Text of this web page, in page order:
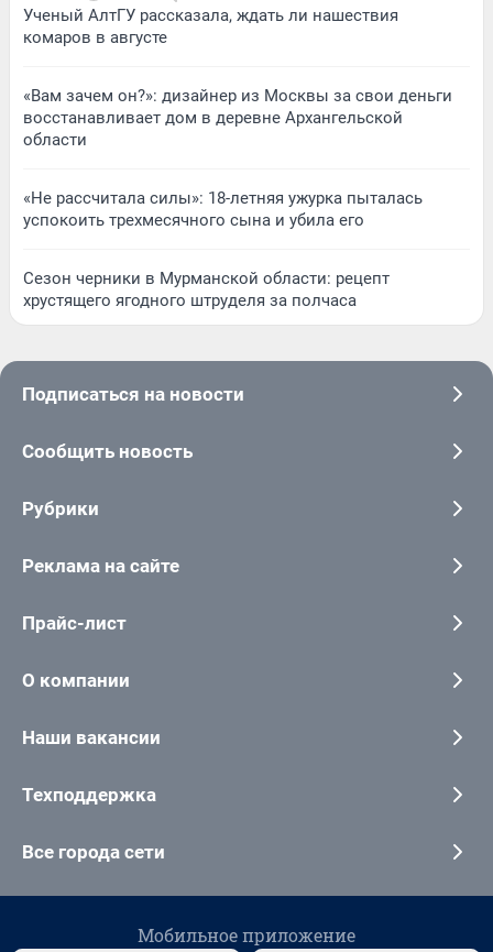
Ученый АлтГУ рассказала, ждать ли нашествия
комаров в августе
«Вам зачем он?»: дизайнер из Москвы за свои деньги
восстанавливает дом в деревне Архангельской
области
«Не рассчитала силы»: 18-летняя ужурка пыталась
успокоить трехмесячного сына и убила его
Сезон черники в Мурманской области: рецепт
хрустящего ягодного штруделя за полчаса
Подписаться на новости
Сообщить новость
Рубрики
Реклама на сайте
Прайс-лист
О компании
Наши вакансии
Техподдержка
Все города сети
Мобильное приложение